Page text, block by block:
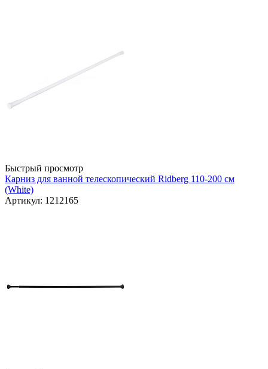
Быстрый просмотр
Карниз для ванной телескопический Ridberg 110-200 см
(White)
Артикул: 1212165